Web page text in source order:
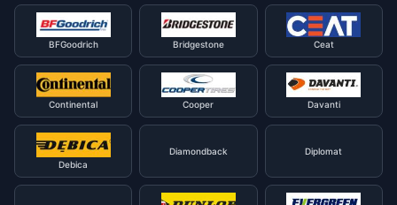
BFGoodrich Bridgestone Ceat
Continental Cooper Davanti
Debica
Diamondback Diplomat